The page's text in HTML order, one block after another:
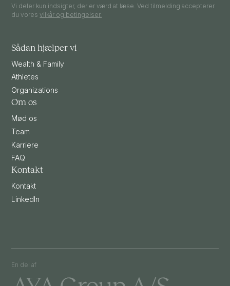
Vi deler kun indsigter, der er værd at læse. Ved tilmelding accepterer
du voresvilkår og betingelser.
Sådan hjælper vi
Wealth & Family
Athletes
Organizations
Om os
Mød os
Team
Karriere
FAQ
Kontakt
Kontakt
LinkedIn
En del af